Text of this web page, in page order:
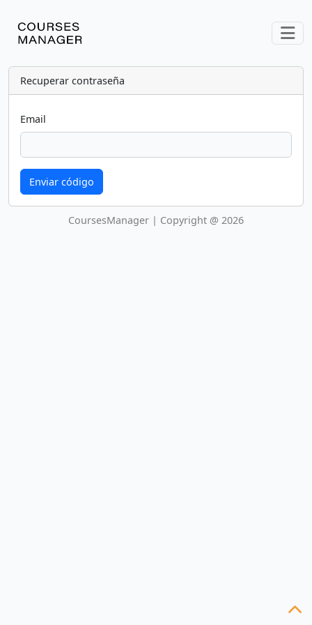
Recuperar contraseña
Email
Enviar código
CoursesManager | Copyright @ 2026